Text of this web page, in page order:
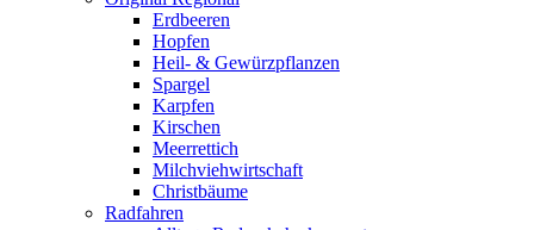
Erdbeeren
Hopfen
Heil- & Gewürzpflanzen
Spargel
Karpfen
Kirschen
Meerrettich
Milchviehwirtschaft
Christbäume
Radfahren